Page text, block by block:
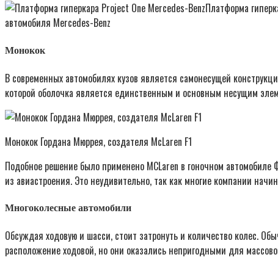
Платформа
автомобиля Mercedes-Benz
Монокок
В современных автомобилях кузов является самонесущей
которой оболочка является единственным и основным несущим
Монокок Гордана Мюррея, создателя McLaren F1
Подобное решение было применено MCLaren в гоночном
из авиастроения. Это неудивительно, так как многие компании
Многоколесные автомобили
Обсуждая ходовую и шасси, стоит затронуть и количество колес.
расположение ходовой, но они оказались непригодными для